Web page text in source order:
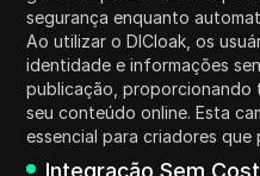
segurança enquanto
Ao utilizar o DICloak, os
identidade e informações
publicação, proporcionando
seu conteúdo online. Esta
essencial para criadores que